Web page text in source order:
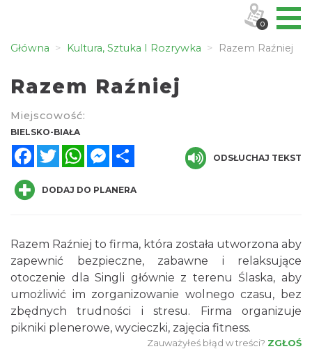
Główna Kultura, Sztuka I Rozrywka Razem Raźniej
Razem Raźniej
Miejscowość:
BIELSKO-BIAŁA
FacebookTwitterWhatsAppMessenger
ODSŁUCHAJ TEKST
DODAJ DO PLANERA
Razem Raźniej to firma, która została utworzona aby
zapewnić bezpieczne, zabawne i relaksujące
otoczenie dla Singli głównie z terenu Ślaska, aby
umożliwić im zorganizowanie wolnego czasu, bez
zbędnych trudności i stresu. Firma organizuje
pikniki plenerowe, wycieczki, zajęcia fitness.
Zauważyłeś błąd w treści? ZGŁOŚ
0